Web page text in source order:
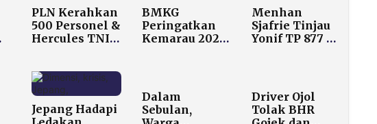
PLN Kerahkan
500 Personel &
Hercules TNI
Listrik Aceh
Pascabencana
BMKG
Peringatkan
Kemarau 2026
Diprediksi
Agustus
Menhan
Sjafrie Tinjau
Yonif TP 877 di
Perbatasan
Jepang Hadapi
Dalam
Sebulan,
Driver Ojol
Tolak BHR